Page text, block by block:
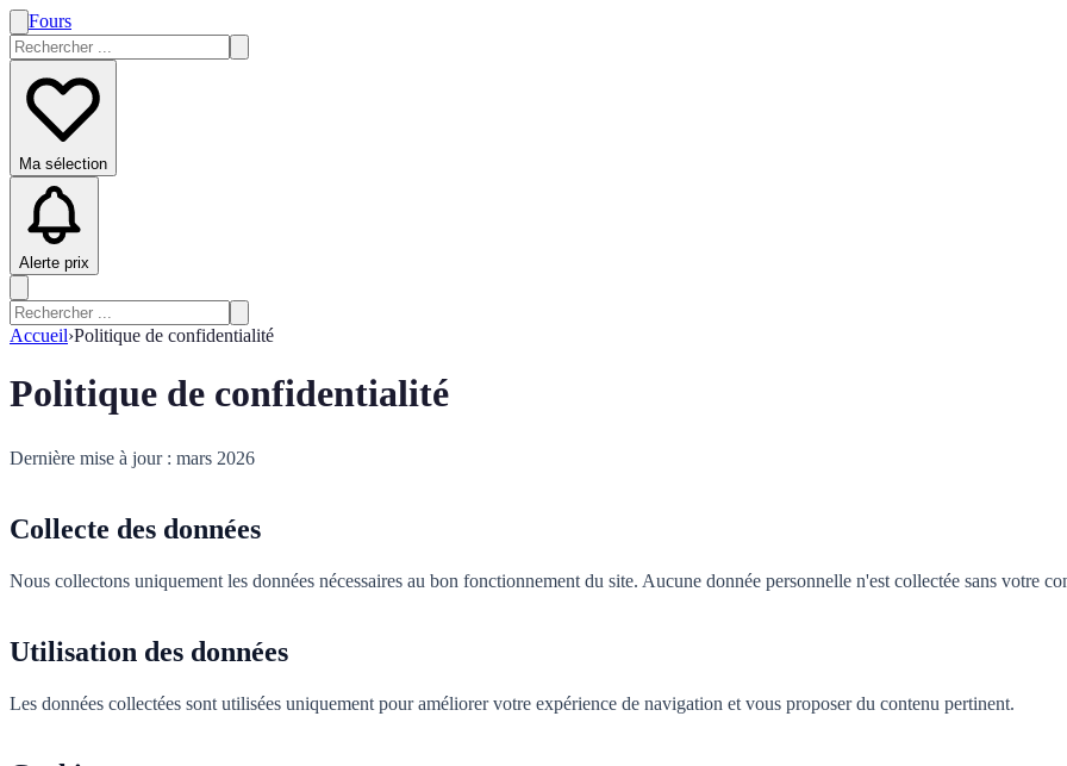
Fours
Ma sélection
Alerte prix
Accueil›Politique de confidentialité
Politique de confidentialité
Dernière mise à jour : mars 2026
Collecte des données
Nous collectons uniquement les données nécessaires au bon fonctionnement du site. Aucune donnée personnelle n'est collectée sans votre
Utilisation des données
Les données collectées sont utilisées uniquement pour améliorer votre expérience de navigation et vous proposer du contenu pertinent.